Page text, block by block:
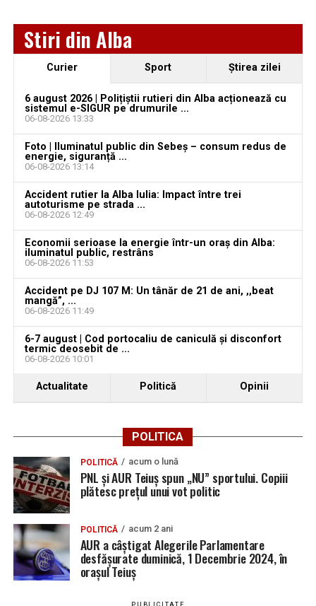
Jaf de peste 300.000 de euro, la Teiuș. Familia
păgubită susține că ancheta bate pasul pe loc, la
aproape o lună de la spargere
Locuri de muncă în Sântimbru, disponibile la 4
august 2026. AJOFM Alba a publicat lista posturilor
vacante
Locuri de muncă în Galda de Jos, disponibile la 4
august 2026. AJOFM Alba a publicat lista posturilor
vacante
Locuri de muncă în Teiuș, disponibile la 4 august
2026. AJOFM Alba a publicat lista posturilor
vacante
Bărbat de 30 de ani din Galda de Jos, reținut după
Stiri din Alba
Curier Sport Ştirea zilei
6 august 2026 | Polițiștii rutieri din Alba acționează cu
sistemul e-SIGUR pe drumurile ...
06-08-2026 13:33
Foto | Iluminatul public din Sebeș – consum redus de
energie, siguranță ...
06-08-2026 13:14
Accident rutier la Alba Iulia: Impact între trei
autoturisme pe strada ...
06-08-2026 12:49
Economii serioase la energie într-un oraș din Alba:
iluminatul public, restrâns
06-08-2026 11:53
Accident pe DJ 107 M: Un tânăr de 21 de ani, ,,beat
mangă”, ...
06-08-2026 11:49
6-7 august | Cod portocaliu de caniculă și disconfort
termic deosebit de ...
06-08-2026 10:01
Actualitate Politică Opinii
POLITICA
POLITICĂ acum o lună
PNL și AUR Teiuș spun „NU” sportului. Copiii
plătesc prețul unui vot politic
POLITICĂ acum 2 ani
AUR a câștigat Alegerile Parlamentare
desfășurate duminică, 1 Decembrie 2024, în
orașul Teiuș
PUBLICITATE